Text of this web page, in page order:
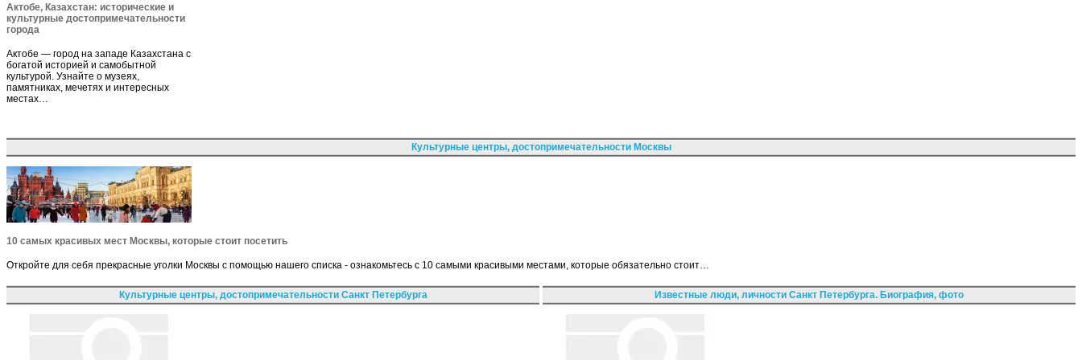
Актобе, Казахстан: исторические и
культурные достопримечательности
города
Актобе — город на западе Казахстана с
богатой историей и самобытной
культурой. Узнайте о музеях,
памятниках, мечетях и интересных
местах…
Культурные центры, достопримечательности Москвы
10 самых красивых мест Москвы, которые стоит посетить
Откройте для себя прекрасные уголки Москвы с помощью нашего списка - ознакомьтесь с 10 самыми красивыми местами, которые обязательно стоит…
Культурные центры, достопримечательности Санкт Петербурга Известные люди, личности Санкт Петербурга. Биография, фото